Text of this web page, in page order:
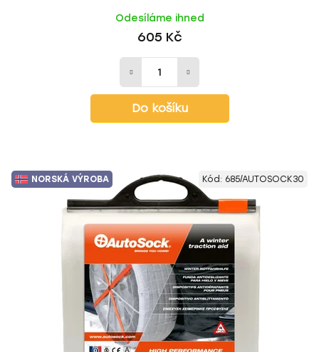
Odesíláme ihned
605 Kč
Do košíku
NORSKÁ VÝROBA Kód: 685/AUTOSOCK30